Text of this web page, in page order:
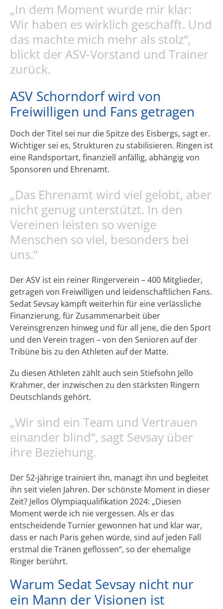
„In dem Moment wurde mir klar:
Wir haben es wirklich geschafft. Und
das machte mich mehr als stolz“,
blickt der ASV-Vorstand und Trainer
zurück.
ASV Schorndorf wird von
Freiwilligen und Fans getragen
Doch der Titel sei nur die Spitze des Eisbergs, sagt er.
Wichtiger sei es, Strukturen zu stabilisieren. Ringen ist
eine Randsportart, finanziell anfällig, abhängig von
Sponsoren und Ehrenamt.
„Das Ehrenamt wird viel gelobt, aber
nicht genug unterstützt. In den
Vereinen leisten so wenige
Menschen so viel, besonders bei
uns.“
Der ASV ist ein reiner Ringerverein – 400 Mitglieder,
getragen von Freiwilligen und leidenschaftlichen Fans.
Sedat Sevsay kämpft weiterhin für eine verlässliche
Finanzierung, für Zusammenarbeit über
Vereinsgrenzen hinweg und für all jene, die den Sport
und den Verein tragen – von den Senioren auf der
Tribüne bis zu den Athleten auf der Matte.
Zu diesen Athleten zählt auch sein Stiefsohn Jello
Krahmer, der inzwischen zu den stärksten Ringern
Deutschlands gehört.
„Wir sind ein Team und Vertrauen
einander blind“, sagt Sevsay über
ihre Beziehung.
Der 52-jährige trainiert ihn, managt ihn und begleitet
ihn seit vielen Jahren. Der schönste Moment in dieser
Zeit? Jellos Olympiaqualifikation 2024: „Diesen
Moment werde ich nie vergessen. Als er das
entscheidende Turnier gewonnen hat und klar war,
dass er nach Paris gehen würde, sind auf jeden Fall
erstmal die Tränen geflossen“, so der ehemalige
Ringer berührt.
Warum Sedat Sevsay nicht nur
ein Mann der Visionen ist